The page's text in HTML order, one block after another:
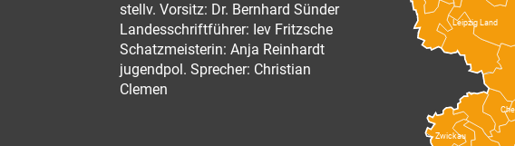
stellv. Vorsitz: Dr. Bernhard Sünder
Landesschriftführer: Iev Fritzsche
Schatzmeisterin: Anja Reinhardt
jugendpol. Sprecher: Christian
Clemen
Leipzig Land
Zwickau